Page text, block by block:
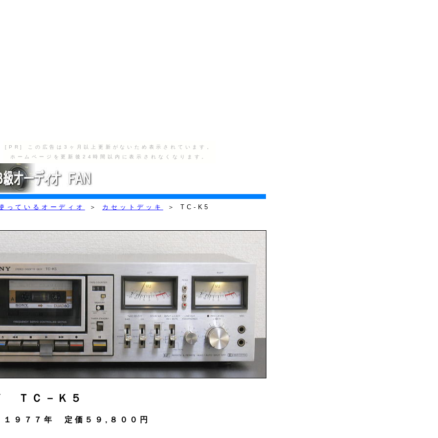
[PR] この広告は3ヶ月以上更新がないため表示されています。
ホームページを更新後24時間以内に表示されなくなります。
っているオーディオ ＞ カセットデッキ ＞ TC-K5
ＴＣ－Ｋ５
１９７７年 定価５９,８００円